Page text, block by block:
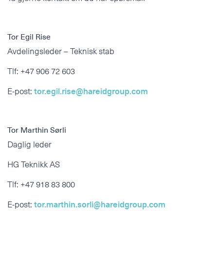
Tor Egil Rise
Avdelingsleder – Teknisk stab
Tlf: +47 906 72 603
E-post:tor.egil.rise@hareidgroup.com
Tor Marthin Sørli
Daglig leder
HG Teknikk AS
Tlf: +47 918 83 800
E-post:tor.marthin.sorli@hareidgroup.com